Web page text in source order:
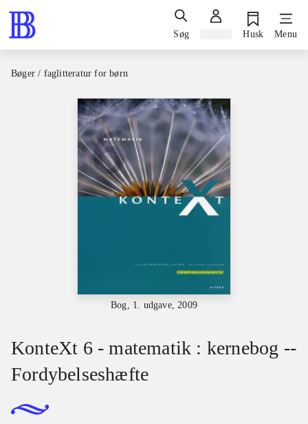
Søg Husk Menu
Bøger / faglitteratur for børn
Bog, 1. udgave, 2009
KonteXt 6 - matematik : kernebog --
Fordybelseshæfte